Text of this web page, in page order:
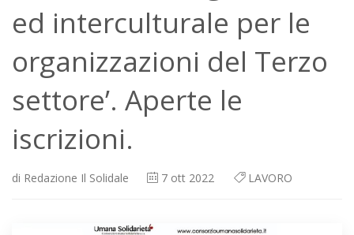
ed interculturale per le
organizzazioni del Terzo
settore’. Aperte le
iscrizioni.
di Redazione Il Solidale 7 ott 2022 LAVORO